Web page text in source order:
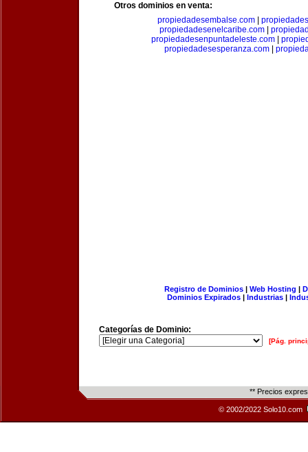
Otros dominios en venta:
propiedadesembalse.com|
propiedadesenelcaribe.com|
propiedadesenpuntadeleste.com
propiedadesesperanza.com
Registro de Dominios| Web Hosting |
Dominios Expirados | Industrias |
Categorías de Dominio:
[Pág.
** Precios
© 2002/2022 Solo10.com